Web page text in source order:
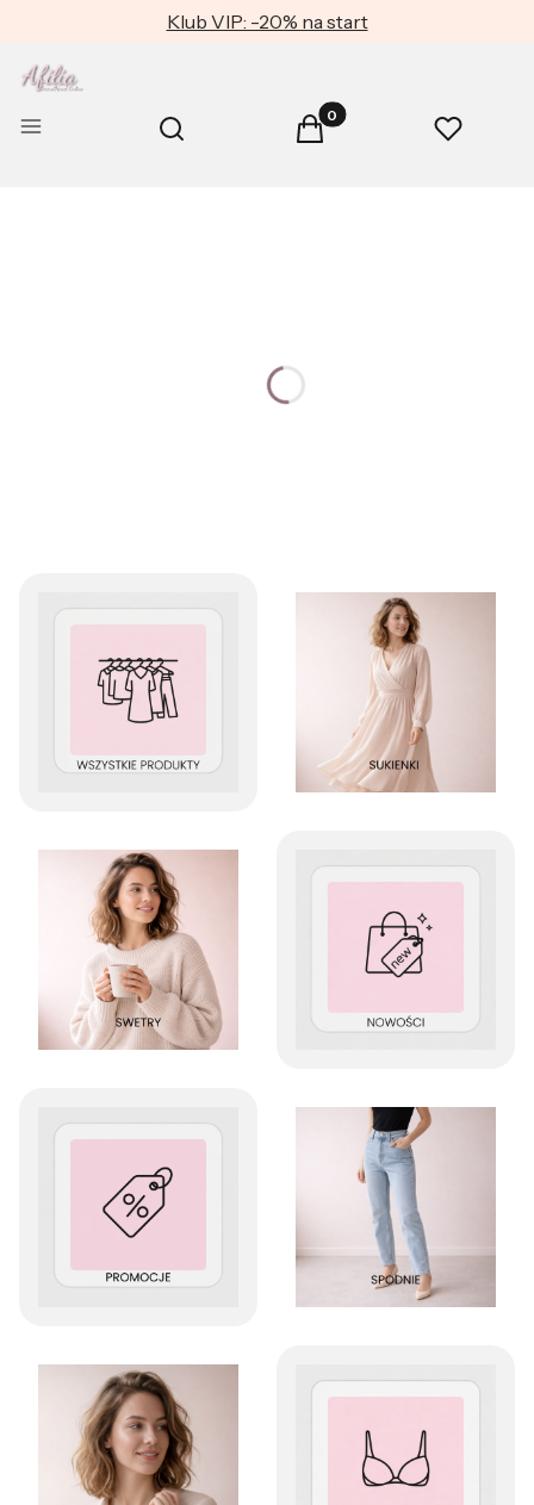
Klub VIP: -20% na start
Menu Otwórz wyszukiwarkę
Szukaj Produkty w koszyku: 0.
Koszyk Ulubione